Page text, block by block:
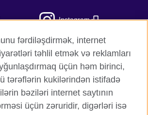
Instagram
TikTok
fərdiləşdirmək, internet
təhlil etmək və reklamları
üçün həm birinci,
tərəflərin kukilərindən istifadə
bəziləri internet saytının
üçün zəruridir, digərləri isə